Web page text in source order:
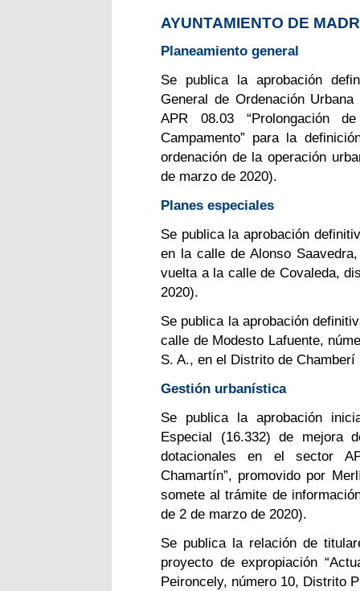
AYUNTAMIENTO DE
Planeamiento general
Se publica la aprobación
General de Ordenación
APR 08.03 “Prolongación
Campamento” para la
ordenación de la operación
de marzo de 2020).
Planes especiales
Se publica la aprobación
en la calle de Alonso
vuelta a la calle de Covaleda,
2020).
Se publica la aprobación
calle de Modesto Lafuente,
S. A., en el Distrito de
Gestión urbanística
Se publica la aprobación
Especial (16.332) de mejora
dotacionales en el sector
Chamartín”, promovido por
somete al trámite de
de 2 de marzo de 2020).
Se publica la relación de
proyecto de expropiación
Peironcely, número 10, Distrito